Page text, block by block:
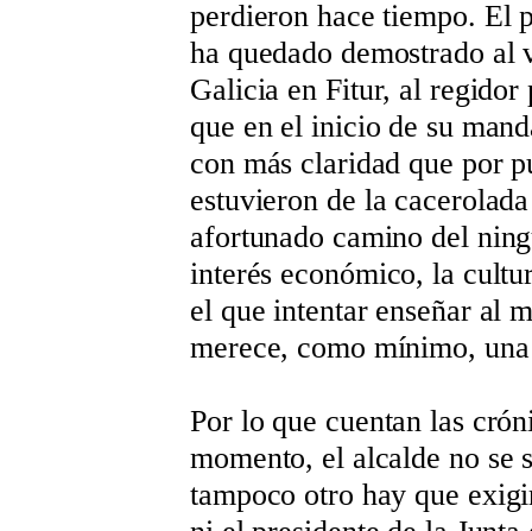
perdieron hace tiempo. El
ha quedado demostrado
Galicia en Fitur, al regidor
que en el inicio de su
con más claridad que por
estuvieron de la
afortunado camino del
interés económico, la
el que intentar enseñar al
merece, como mínimo,
Por lo que cuentan las
momento, el alcalde no se
tampoco otro hay que